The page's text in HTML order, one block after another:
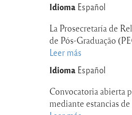
de
argentinos
en
Unido
de
la
Universidad
para
maestrías
Idioma Español
La Prosecretaría de
de Pós-Graduação
Leer más
Convocatoria
Abierta:
Becas
de
Idioma Español
Convocatoria abierta
mediante estancias